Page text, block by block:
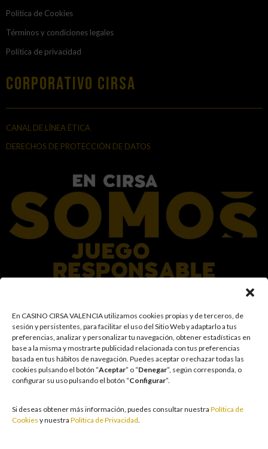
En CASINO CIRSA VALENCIA utilizamos cookies propias y de terceros, de
sesión y persistentes, para facilitar el uso del Sitio Web y adaptarlo a tus
preferencias, analizar y personalizar tu navegación, obtener estadísticas en
base a la misma y mostrarte publicidad relacionada con tus preferencias
basada en tus hábitos de navegación. Puedes aceptar o rechazar todas las
cookies pulsando el botón “Aceptar” o “Denegar”, según corresponda, o
configurar su uso pulsando el botón “Configurar”.
Si deseas obtener más información, puedes consultar nuestra Política de
Cookies y nuestra Política de Privacidad.
Política de Cookies
Términos y condiciones legales
Política de privacidad
Corporativo Cirsa
CANAL DE LÍNEA ÉTICA
DERECHOS DE PROTECCIÓN DE DATOS
En el Grupo CIRSA promovemos una actitud responsable hacia el juego,
garantizando un entorno seguro y transparente para nuestros clientes y
facilitamos medidas e información para que el juego sea siempre diversión y
entretenimiento, sin utilizarse como vía para afrontar problemas económicos
o emocionales. El acceso está prohibido a menores de 18 años y a las
personas con acceso restringido conforme a los registros de prohibición y/o
autoexclusión que resulten aplicables. También trabajamos para reforzar una
cultura de prevención y concienciación sobre los posibles trastornos
las circunstancias individuales. Asimismo, desarrollamos y mejoramos de
forma continuada nuestra Cultura de Juego Responsable mediante la